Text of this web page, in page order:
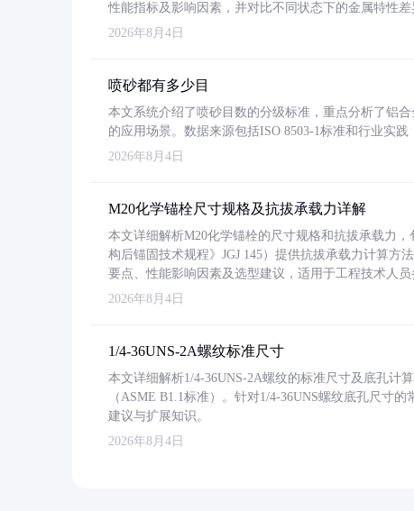
性能指标及影响因素，并对比不同状态下的金属特性差
2026年8月4日
喷砂都有多少目
本文系统介绍了喷砂目数的分级标准，重点分析了铝
的应用场景。数据来源包括ISO 8503-1标准和行业实
2026年8月4日
M20化学锚栓尺寸规格及抗拔承载力详解
本文详细解析M20化学锚栓的尺寸规格和抗拔承载力
构后锚固技术规程》JGJ 145）提供抗拔承载力计算方
要点、性能影响因素及选型建议，适用于工程技术人员
2026年8月4日
1/4-36UNS-2A螺纹标准尺寸
本文详细解析1/4-36UNS-2A螺纹的标准尺寸及底孔计
（ASME B1.1标准）。针对1/4-36UNS螺纹底孔尺寸
建议与扩展知识。
2026年8月4日